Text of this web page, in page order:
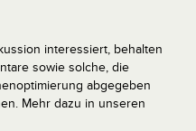
interessiert, behalten
sowie solche, die
abgegeben
Mehr dazu in unseren